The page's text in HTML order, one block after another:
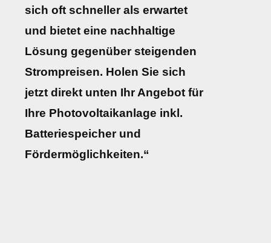
sich oft schneller als erwartet
und bietet eine nachhaltige
Lösung gegenüber steigenden
Strompreisen. Holen Sie sich
jetzt direkt unten Ihr Angebot für
Ihre Photovoltaikanlage inkl.
Batteriespeicher und
Fördermöglichkeiten.“